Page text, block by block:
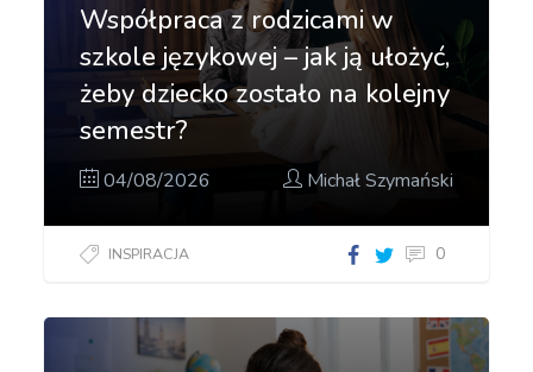
Współpraca z rodzicami w
szkole językowej – jak ją ułożyć,
żeby dziecko zostało na kolejny
semestr?
04/08/2026 Michał Szymański
INSPIRACJA 0